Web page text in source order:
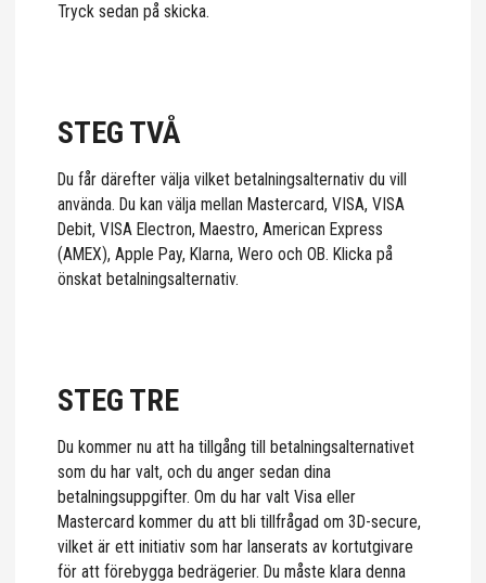
Tryck sedan på skicka.
STEG TVÅ
Du får därefter välja vilket betalningsalternativ du vill
använda. Du kan välja mellan Mastercard, VISA, VISA
Debit, VISA Electron, Maestro, American Express
(AMEX), Apple Pay, Klarna, Wero och OB. Klicka på
önskat betalningsalternativ.
STEG TRE
Du kommer nu att ha tillgång till betalningsalternativet
som du har valt, och du anger sedan dina
betalningsuppgifter. Om du har valt Visa eller
Mastercard kommer du att bli tillfrågad om 3D-secure,
vilket är ett initiativ som har lanserats av kortutgivare
för att förebygga bedrägerier. Du måste klara denna